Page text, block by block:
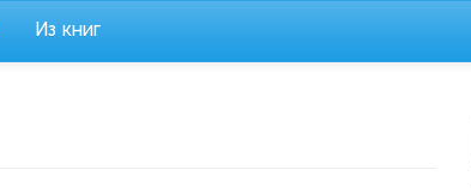
Из книг